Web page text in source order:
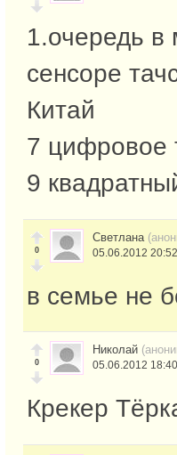
1.очередь в
сенсоре
Китай
7 цифровое
9
0
Светлана
05.06.2012 20:52
в семье не
0
Николай
05.06.2012 18:40
Крекер